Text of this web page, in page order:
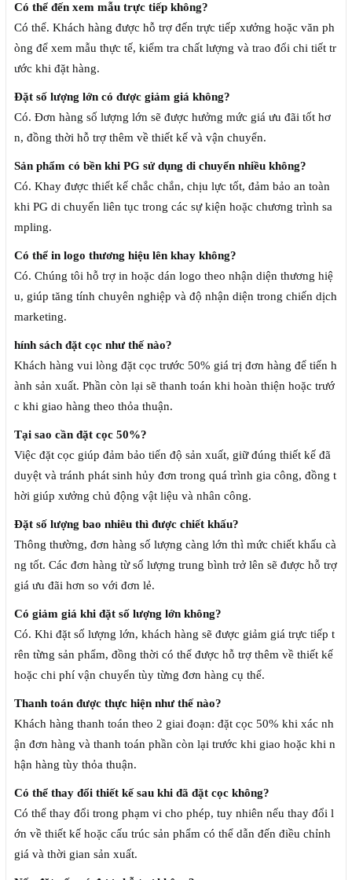
Có thể đến xem mẫu trực tiếp không?
Có thể. Khách hàng được hỗ trợ đến trực tiếp xưởng hoặc văn ph
òng để xem mẫu thực tế, kiểm tra chất lượng và trao đổi chi tiết tr
ước khi đặt hàng.
Đặt số lượng lớn có được giảm giá không?
Có. Đơn hàng số lượng lớn sẽ được hưởng mức giá ưu đãi tốt hơ
n, đồng thời hỗ trợ thêm về thiết kế và vận chuyển.
Sản phẩm có bền khi PG sử dụng di chuyển nhiều không?
Có. Khay được thiết kế chắc chắn, chịu lực tốt, đảm bảo an toàn
khi PG di chuyển liên tục trong các sự kiện hoặc chương trình sa
mpling.
Có thể in logo thương hiệu lên khay không?
Có. Chúng tôi hỗ trợ in hoặc dán logo theo nhận diện thương hiệ
u, giúp tăng tính chuyên nghiệp và độ nhận diện trong chiến dịch
marketing.
hính sách đặt cọc như thế nào?
Khách hàng vui lòng đặt cọc trước 50% giá trị đơn hàng để tiến h
ành sản xuất. Phần còn lại sẽ thanh toán khi hoàn thiện hoặc trướ
c khi giao hàng theo thỏa thuận.
Tại sao cần đặt cọc 50%?
Việc đặt cọc giúp đảm bảo tiến độ sản xuất, giữ đúng thiết kế đã
duyệt và tránh phát sinh hủy đơn trong quá trình gia công, đồng t
hời giúp xưởng chủ động vật liệu và nhân công.
Đặt số lượng bao nhiêu thì được chiết khấu?
Thông thường, đơn hàng số lượng càng lớn thì mức chiết khấu cà
ng tốt. Các đơn hàng từ số lượng trung bình trở lên sẽ được hỗ trợ
giá ưu đãi hơn so với đơn lẻ.
Có giảm giá khi đặt số lượng lớn không?
Có. Khi đặt số lượng lớn, khách hàng sẽ được giảm giá trực tiếp t
rên từng sản phẩm, đồng thời có thể được hỗ trợ thêm về thiết kế
hoặc chi phí vận chuyển tùy từng đơn hàng cụ thể.
Thanh toán được thực hiện như thế nào?
Khách hàng thanh toán theo 2 giai đoạn: đặt cọc 50% khi xác nh
ận đơn hàng và thanh toán phần còn lại trước khi giao hoặc khi n
hận hàng tùy thỏa thuận.
Có thể thay đổi thiết kế sau khi đã đặt cọc không?
Có thể thay đổi trong phạm vi cho phép, tuy nhiên nếu thay đổi l
ớn về thiết kế hoặc cấu trúc sản phẩm có thể dẫn đến điều chỉnh
giá và thời gian sản xuất.